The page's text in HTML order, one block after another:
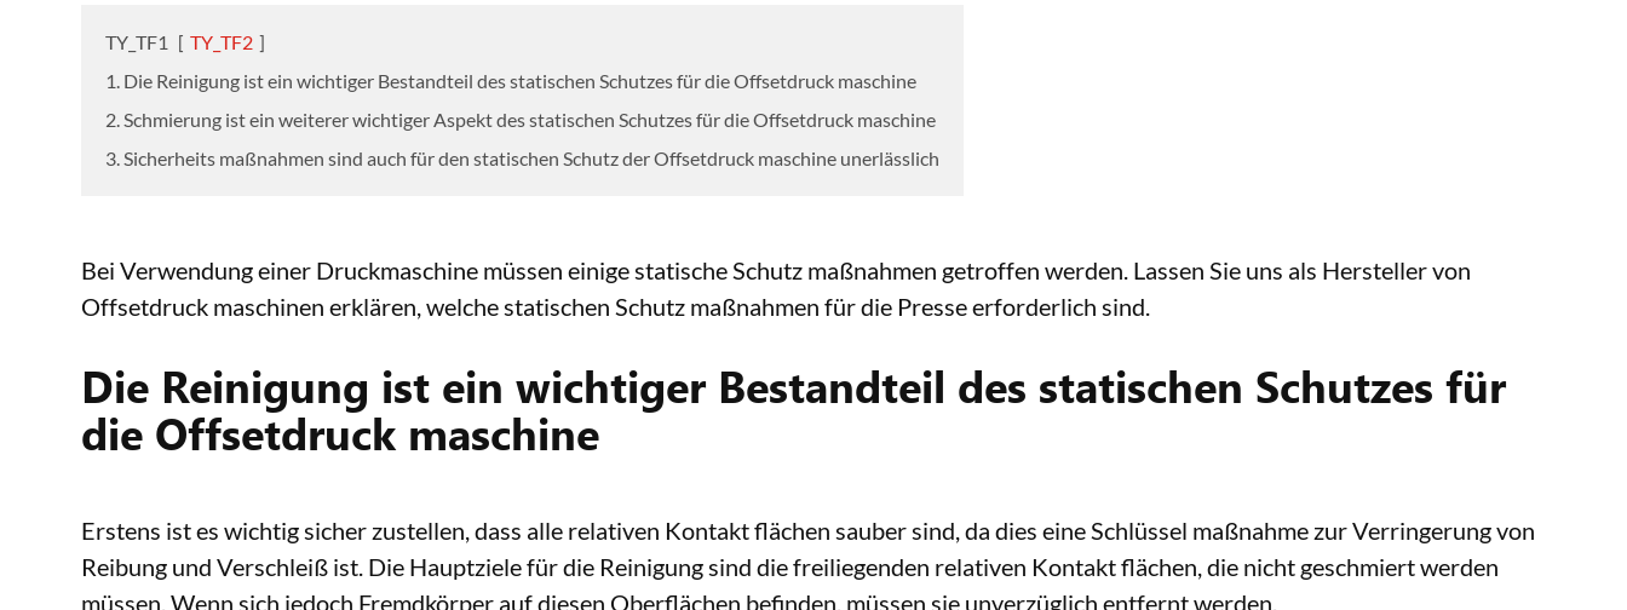
TY_TF1 [ TY_TF2 ]
1. Die Reinigung ist ein wichtiger Bestandteil des statischen Schutzes für die Offsetdruck maschine
2. Schmierung ist ein weiterer wichtiger Aspekt des statischen Schutzes für die Offsetdruck maschine
3. Sicherheits maßnahmen sind auch für den statischen Schutz der Offsetdruck maschine unerlässlich
Bei Verwendung einer Druckmaschine müssen einige statische Schutz maßnahmen getroffen werden. Lassen Sie uns als Hersteller von
Offsetdruck maschinen erklären, welche statischen Schutz maßnahmen für die Presse erforderlich sind.
Die Reinigung ist ein wichtiger Bestandteil des statischen Schutzes für
die Offsetdruck maschine
Erstens ist es wichtig sicher zustellen, dass alle relativen Kontakt flächen sauber sind, da dies eine Schlüssel maßnahme zur Verringerung von
Reibung und Verschleiß ist. Die Hauptziele für die Reinigung sind die freiliegenden relativen Kontakt flächen, die nicht geschmiert werden
müssen. Wenn sich jedoch Fremdkörper auf diesen Oberflächen befinden, müssen sie unverzüglich entfernt werden.